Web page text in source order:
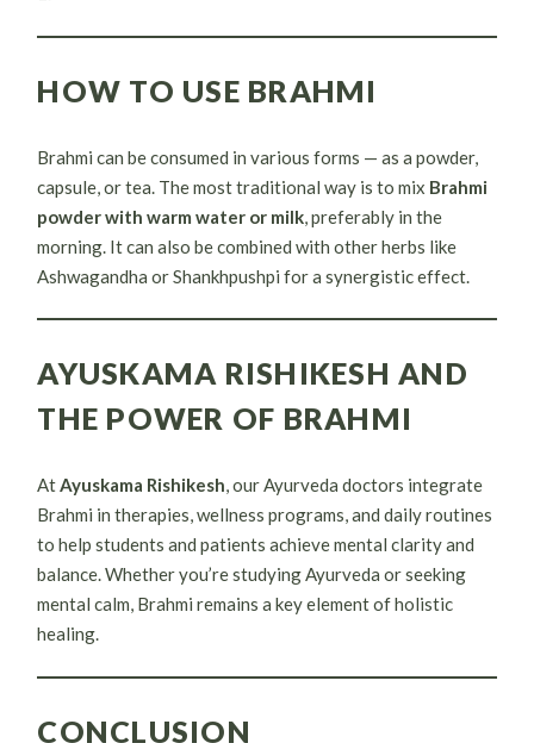
HOW TO USE BRAHMI
Brahmi can be consumed in various forms — as a powder,
capsule, or tea. The most traditional way is to mix Brahmi
powder with warm water or milk, preferably in the
morning. It can also be combined with other herbs like
Ashwagandha or Shankhpushpi for a synergistic effect.
AYUSKAMA RISHIKESH AND
THE POWER OF BRAHMI
AtAyuskama Rishikesh, our Ayurveda doctors integrate
Brahmi in therapies, wellness programs, and daily routines
to help students and patients achieve mental clarity and
balance. Whether you’re studying Ayurveda or seeking
mental calm, Brahmi remains a key element of holistic
healing.
CONCLUSION